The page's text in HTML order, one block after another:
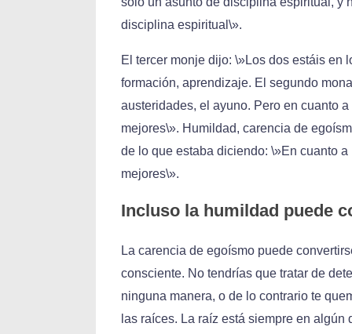
disciplina espiritual\».
El tercer monje dijo: \»Los dos estáis en
formación, aprendizaje. El segundo
austeridades, el ayuno. Pero en cuanto
mejores\». Humildad, carencia de
de lo que estaba diciendo: \»En cuanto
mejores\».
Incluso la humildad puede
La carencia de egoísmo puede
consciente. No tendrías que tratar de
ninguna manera, o de lo contrario te
las raíces. La raíz está siempre en